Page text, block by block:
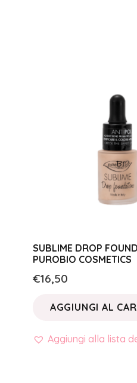
SUBLIME DROP
PUROBIO COSMETICS
€16,50
AGGIUNGI AL
Aggiungi alla lista